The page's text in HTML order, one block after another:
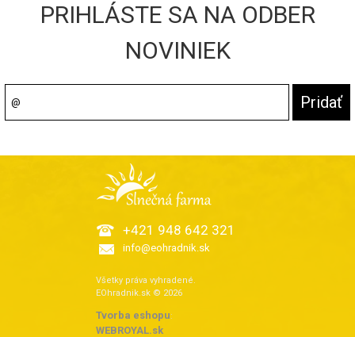
PRIHLÁSTE SA NA ODBER
NOVINIEK
+421 948 642 321
info@eohradnik.sk
Všetky práva vyhradené.
EOhradnik.sk © 2026
Tvorba eshopu:
WEBROYAL.sk